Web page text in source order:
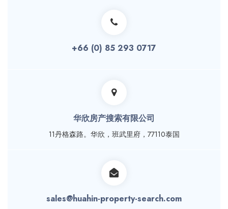
+66 (0) 85 293 0717
华欣房产搜索有限公司
11丹格森路。华欣，班武里府，77110泰国
sales@huahin-property-search.com